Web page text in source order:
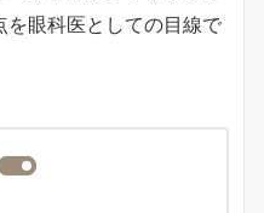
を眼科医としての目線で